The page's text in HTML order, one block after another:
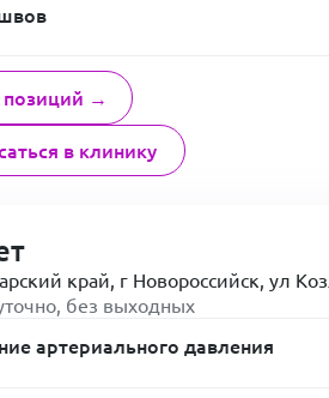
позиций →
в клинику
край, г Новороссийск, ул
без выходных
артериального давления